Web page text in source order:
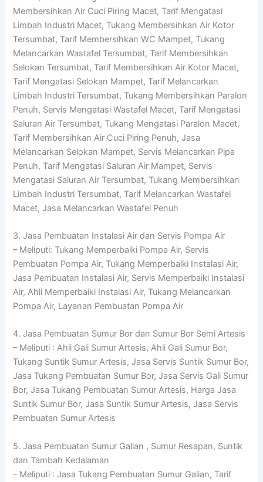
Membersihkan Air Cuci Piring Macet, Tarif Mengatasi
Limbah Industri Macet, Tukang Membersihkan Air Kotor
Tersumbat, Tarif Membersihkan WC Mampet, Tukang
Melancarkan Wastafel Tersumbat, Tarif Membersihkan
Selokan Tersumbat, Tarif Membersihkan Air Kotor Macet,
Tarif Mengatasi Selokan Mampet, Tarif Melancarkan
Limbah Industri Tersumbat, Tukang Membersihkan Paralon
Penuh, Servis Mengatasi Wastafel Macet, Tarif Mengatasi
Saluran Air Tersumbat, Tukang Mengatasi Paralon Macet,
Tarif Membersihkan Air Cuci Piring Penuh, Jasa
Melancarkan Selokan Mampet, Servis Melancarkan Pipa
Penuh, Tarif Mengatasi Saluran Air Mampet, Servis
Mengatasi Saluran Air Tersumbat, Tukang Membersihkan
Limbah Industri Tersumbat, Tarif Melancarkan Wastafel
Macet, Jasa Melancarkan Wastafel Penuh
3. Jasa Pembuatan Instalasi Air dan Servis Pompa Air
– Meliputi: Tukang Memperbaiki Pompa Air, Servis
Pembuatan Pompa Air, Tukang Memperbaiki Instalasi Air,
Jasa Pembuatan Instalasi Air, Servis Memperbaiki Instalasi
Air, Ahli Memperbaiki Instalasi Air, Tukang Melancarkan
Pompa Air, Layanan Pembuatan Pompa Air
4. Jasa Pembuatan Sumur Bor dan Sumur Bor Semi Artesis
– Meliputi : Ahli Gali Sumur Artesis, Ahli Gali Sumur Bor,
Tukang Suntik Sumur Artesis, Jasa Servis Suntik Sumur Bor,
Jasa Tukang Pembuatan Sumur Bor, Jasa Servis Gali Sumur
Bor, Jasa Tukang Pembuatan Sumur Artesis, Harga Jasa
Suntik Sumur Bor, Jasa Suntik Sumur Artesis, Jasa Servis
Pembuatan Sumur Artesis
5. Jasa Pembuatan Sumur Galian , Sumur Resapan, Suntik
dan Tambah Kedalaman
– Meliputi : Jasa Tukang Pembuatan Sumur Galian, Tarif